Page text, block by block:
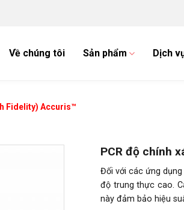
Về chúng tôi Sản phẩm Dịch
Fidelity) Accuris™
PCR độ chính
Đối với các ứng
độ trung thực cao.
này đảm bảo hiệu